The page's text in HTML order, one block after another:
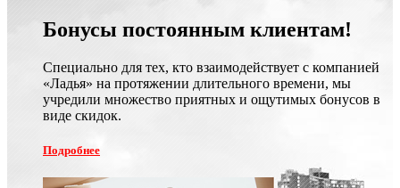
Бонусы постоянным клиентам!
Специально для тех, кто взаимодействует с компанией
«Ладья» на протяжении длительного времени, мы
учредили множество приятных и ощутимых бонусов в
виде скидок.
Подробнее